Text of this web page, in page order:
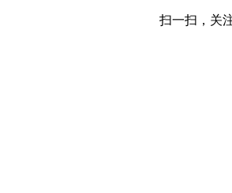
扫一扫，关